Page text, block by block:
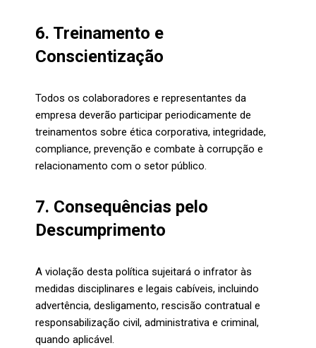
6. Treinamento e
Conscientização
Todos os colaboradores e representantes da
empresa deverão participar periodicamente de
treinamentos sobre ética corporativa, integridade,
compliance, prevenção e combate à corrupção e
relacionamento com o setor público.
7. Consequências pelo
Descumprimento
A violação desta política sujeitará o infrator às
medidas disciplinares e legais cabíveis, incluindo
advertência, desligamento, rescisão contratual e
responsabilização civil, administrativa e criminal,
quando aplicável.